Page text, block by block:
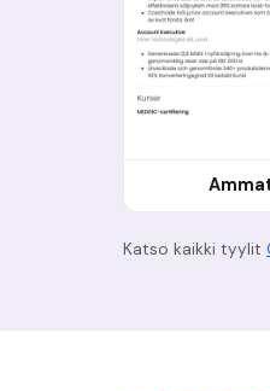
Katso kaikki tyylit